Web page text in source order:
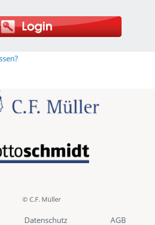
© C.F. Müller
Datenschutz AGB